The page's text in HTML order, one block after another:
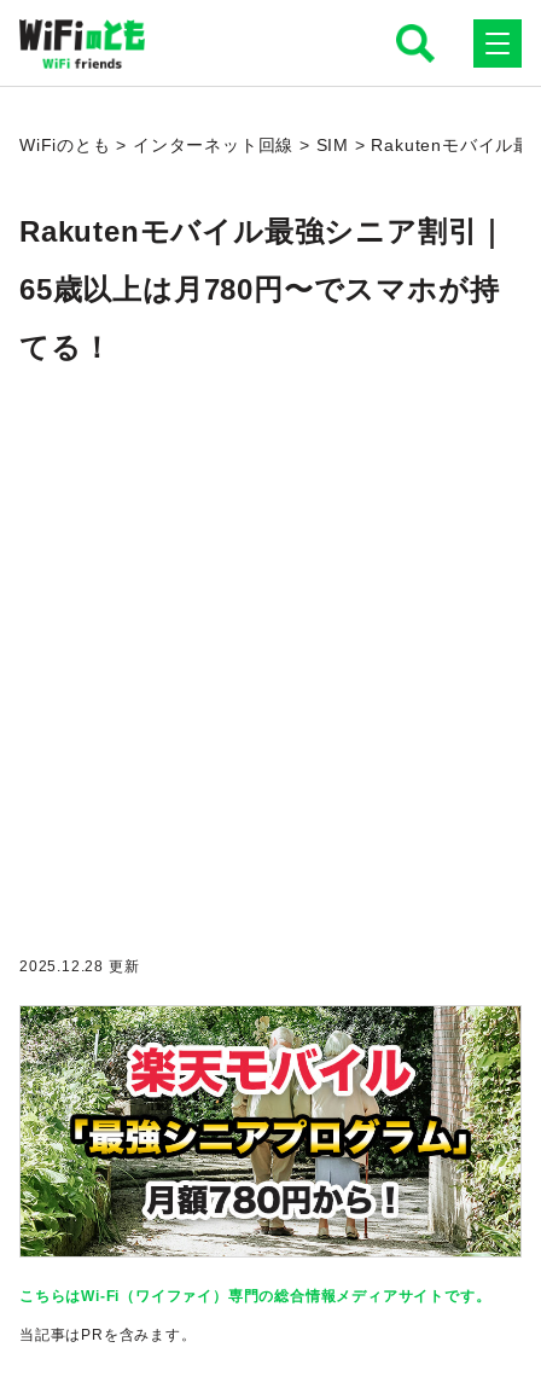
WiFiのとも
WiFiのとも > インターネット回線 > SIM > Rakutenモバイル最
Rakutenモバイル最強シニア割引｜
65歳以上は月780円〜でスマホが持
てる！
2025.12.28 更新
こちらはWi-Fi（ワイファイ）専門の総合情報メディアサイトです。
当記事はPRを含みます。